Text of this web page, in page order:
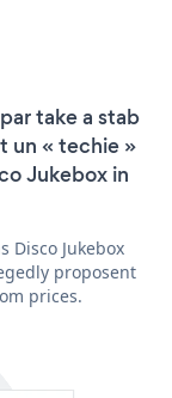
take a stab
un « techie »
Jukebox in
Disco Jukebox
proposent
prices.